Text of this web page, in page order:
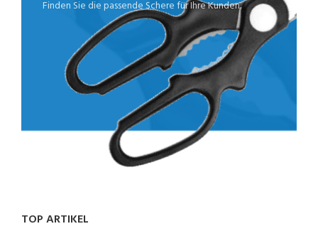
Finden Sie die passende Schere für Ihre Kunden.
TOP ARTIKEL